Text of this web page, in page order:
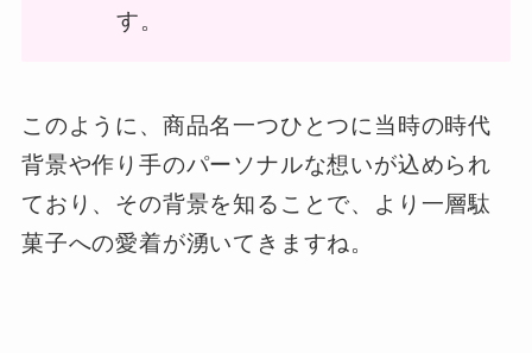
す。
このように、商品名一つひとつに当時の時代
背景や作り手のパーソナルな想いが込められ
ており、その背景を知ることで、より一層駄
菓子への愛着が湧いてきますね。